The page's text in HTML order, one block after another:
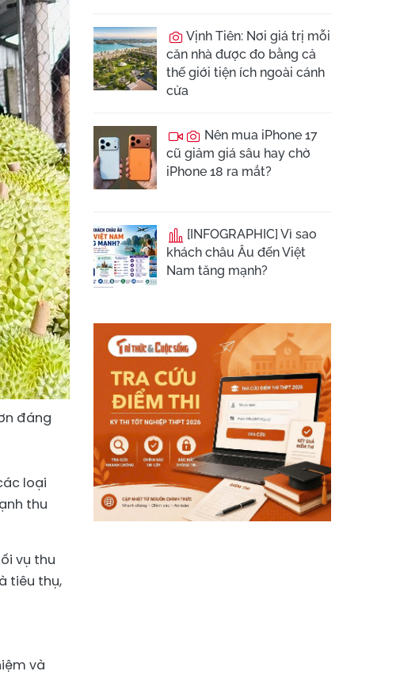
đáng
loại
thu
vụ thu
tiêu thụ,
và
Vịnh Tiên: Nơi giá trị mỗi
căn nhà được đo bằng cả
thế giới tiện ích ngoài cánh
cửa
Nên mua iPhone 17
cũ giảm giá sâu hay chờ
iPhone 18 ra mắt?
[INFOGRAPHIC] Vì sao
khách châu Âu đến Việt
Nam tăng mạnh?